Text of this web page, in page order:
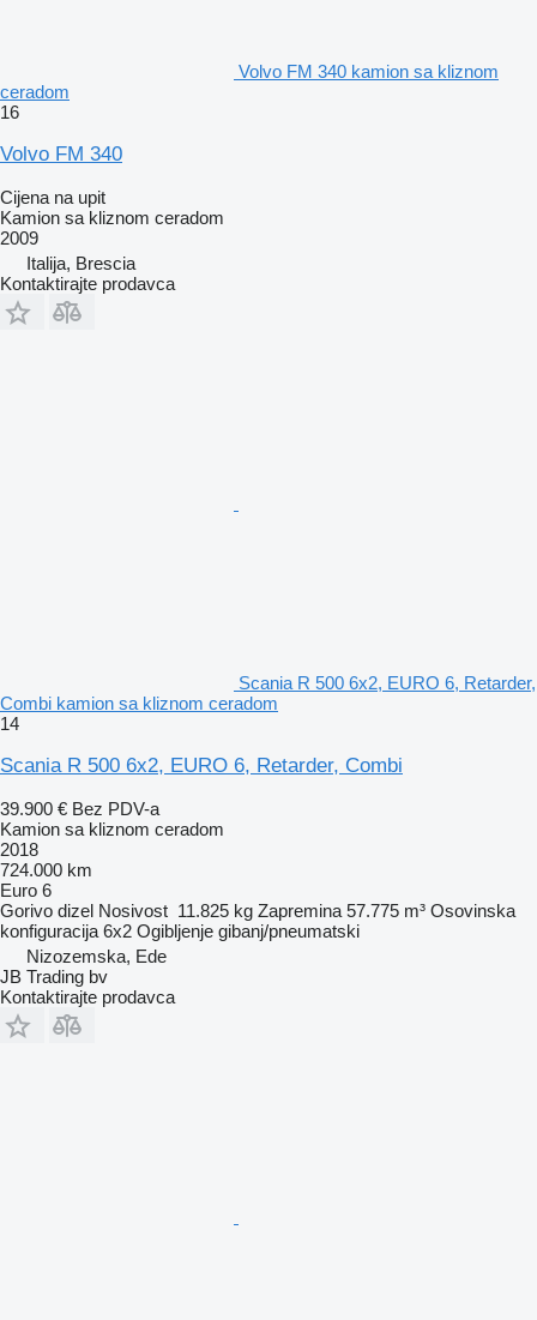
Volvo FM 340 kamion sa kliznom
ceradom
16
Volvo FM 340
Cijena na upit
Kamion sa kliznom ceradom
2009
Italija, Brescia
Kontaktirajte prodavca
Scania R 500 6x2, EURO 6, Retarder,
Combi kamion sa kliznom ceradom
14
Scania R 500 6x2, EURO 6, Retarder, Combi
39.900 € Bez PDV-a
Kamion sa kliznom ceradom
2018
724.000 km
Euro 6
Gorivo dizel Nosivost 11.825 kg Zapremina 57.775 m³ Osovinska
konfiguracija 6x2 Ogibljenje gibanj/pneumatski
Nizozemska, Ede
JB Trading bv
Kontaktirajte prodavca